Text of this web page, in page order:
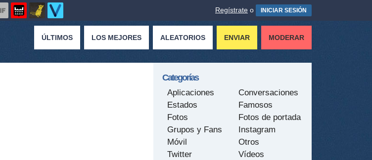
Regístrate o INICIAR SESIÓN
ÚLTIMOS LOS MEJORES ALEATORIOS ENVIAR MODERAR
Categorías
Aplicaciones
Conversaciones
Estados
Famosos
Fotos
Fotos de portada
Grupos y Fans
Instagram
Móvil
Otros
Twitter
Vídeos